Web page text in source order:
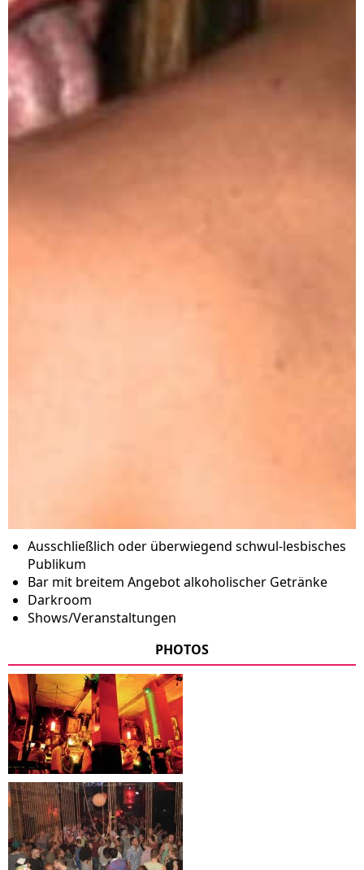
Ausschließlich oder überwiegend schwul-lesbisches
Publikum
Bar mit breitem Angebot alkoholischer Getränke
Darkroom
Shows/Veranstaltungen
PHOTOS